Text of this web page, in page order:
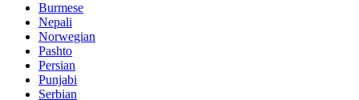
Burmese
Nepali
Norwegian
Pashto
Persian
Punjabi
Serbian